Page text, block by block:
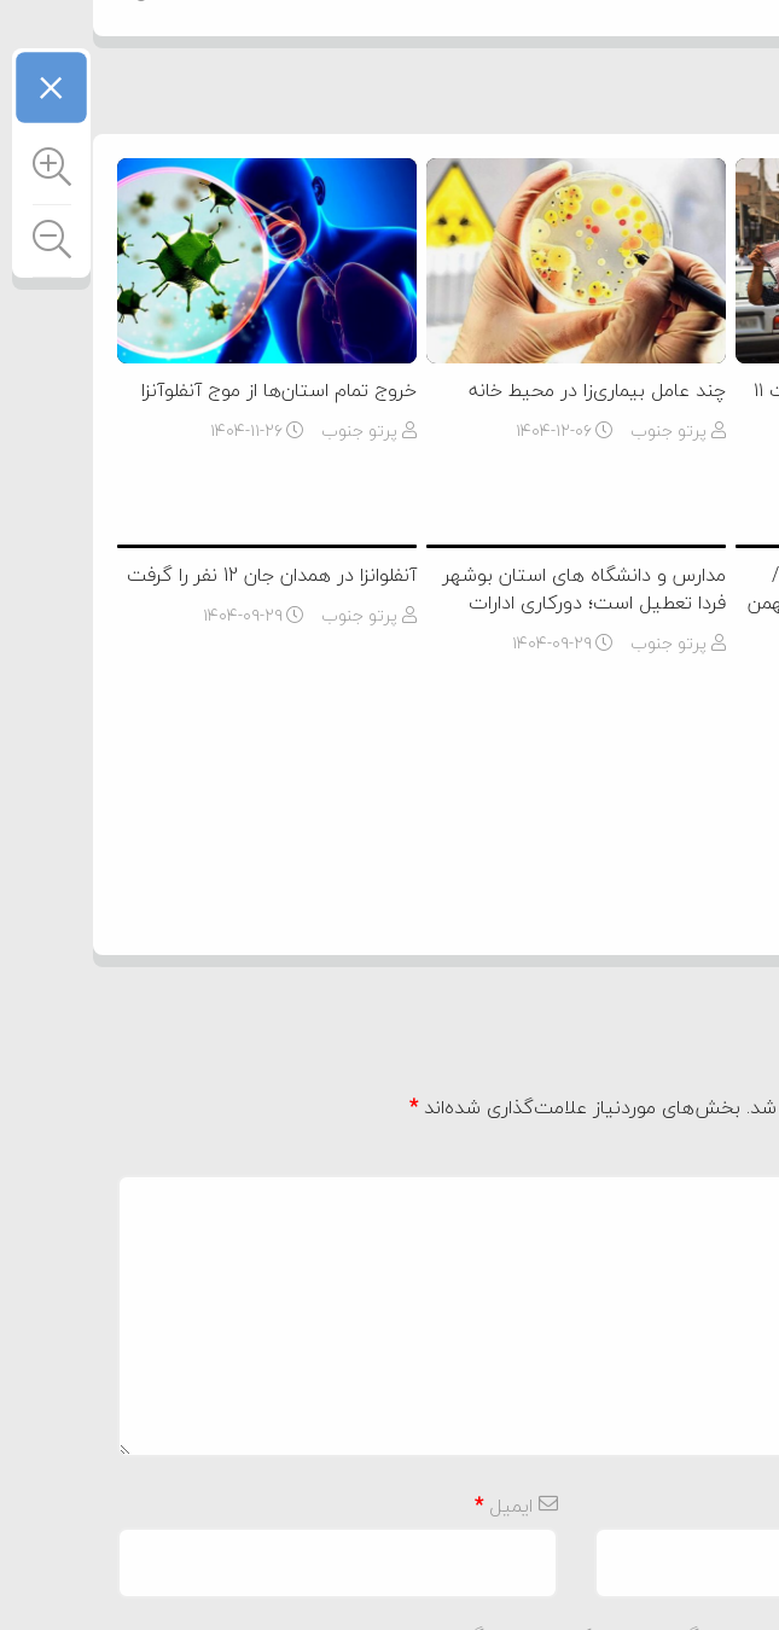
ادارات خوزستان دوشنبه تا ساعت ۱۱
چند عامل بیماری‌زا در محیط خانه
پرتو جنوب ۱۴۰۴-۱۲-۰۶
خروج تمام استان‌ها از موج آنفلوآنزا
پرتو جنوب ۱۴۰۴-۱۱-۲۶
مدارس و دانشگاه های استان بوشهر
فردا تعطیل است؛ دورکاری ادارات
پرتو جنوب ۱۴۰۴-۰۹-۲۹
آنفلوانزا در همدان جان 12 نفر را گرفت
پرتو جنوب ۱۴۰۴-۰۹-۲۹
شد. بخش‌های موردنیاز علامت‌گذاری شده‌اند*
ایمیل*
×